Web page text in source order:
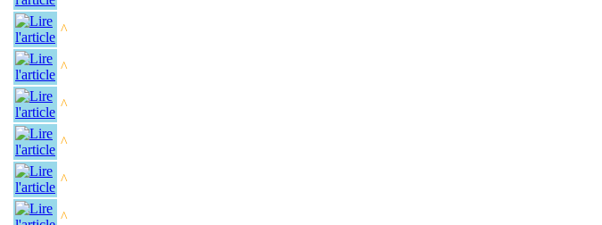
^
^
^
^
^
^